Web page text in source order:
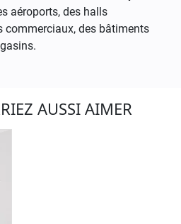
aéroports, des halls
commerciaux, des bâtiments
AUSSI AIMER